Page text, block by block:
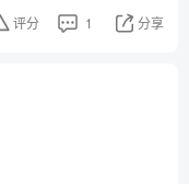
评分 1 分享